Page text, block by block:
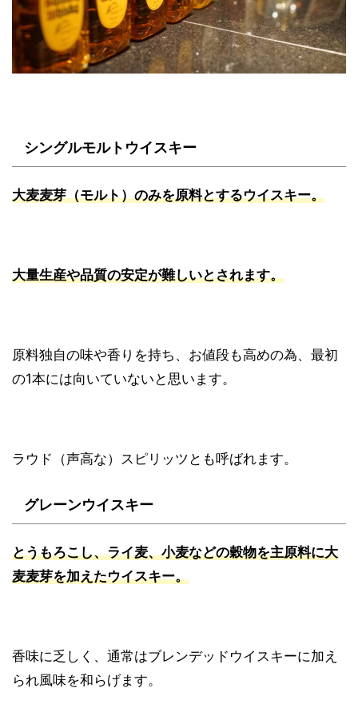
シングルモルトウイスキー
大麦麦芽（モルト）のみを原料とするウイスキー。
大量生産や品質の安定が難しいとされます。
原料独自の味や香りを持ち、お値段も高めの為、最初
の1本には向いていないと思います。
ラウド（声高な）スピリッツとも呼ばれます。
グレーンウイスキー
とうもろこし、ライ麦、小麦などの穀物を主原料に大
麦麦芽を加えたウイスキー。
香味に乏しく、通常はブレンデッドウイスキーに加え
られ風味を和らげます。